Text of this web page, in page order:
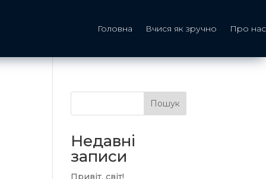
Головна Вчися як зручно Про нас
Пошук
Недавні
записи
Привіт, світ!